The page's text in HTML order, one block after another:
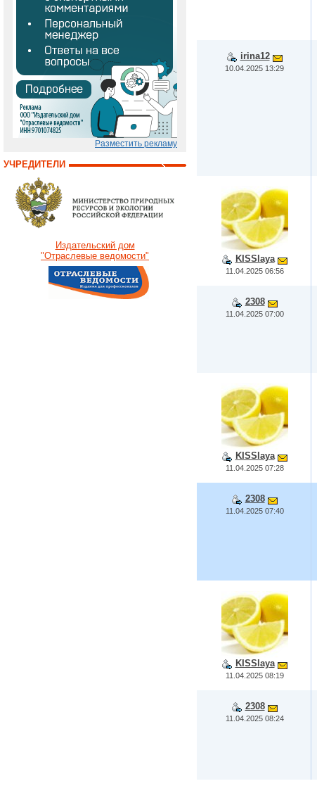
Разместить рекламу
УЧРЕДИТЕЛИ
Издательский дом
"Отраслевые ведомости"
irina12
10.04.2025 13:29
KISSlaya
11.04.2025 06:56
2308
11.04.2025 07:00
KISSlaya
11.04.2025 07:28
2308
11.04.2025 07:40
KISSlaya
11.04.2025 08:19
2308
11.04.2025 08:24